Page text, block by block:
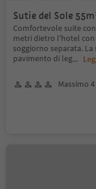
Sutie del Sole
Comfortevole suite
metri dietro l'hotel con
soggiorno separata.
pavimento di leg...
Massimo